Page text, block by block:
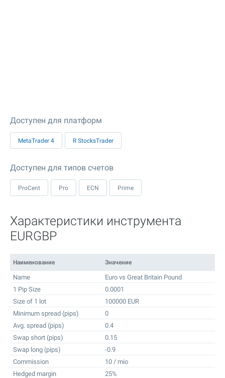
Доступен для платформ
MetaTrader 4 R StocksTrader
Доступен для типов счетов
ProCent Pro ECN Prime
Характеристики инструмента
EURGBP
Наименование Значение
Name
Euro vs Great Britain Pound
1 Pip Size
0.0001
Size of 1 lot
100000 EUR
Minimum spread (pips)
0
Avg. spread (pips)
0.4
Swap short (pips)
0.15
Swap long (pips)
-0.9
Commission
10 / mio
Hedged margin
25%